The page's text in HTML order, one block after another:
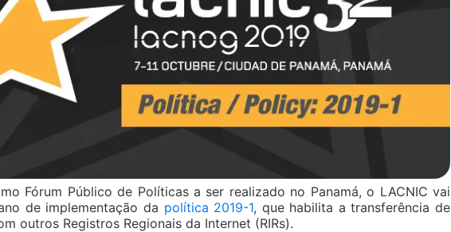
Fórum Público de Políticas a ser realizado no Panamá, o LACNIC vai
de implementação da política 2019-1, que habilita a transferência de
outros Registros Regionais da Internet (RIRs).